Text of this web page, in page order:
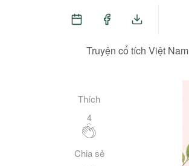
Truyện cổ tích Việt Nam
Thích
4
Chia sẻ